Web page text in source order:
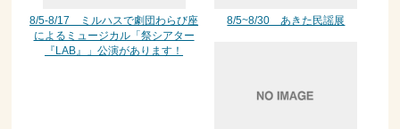
8/5-8/17 ミルハスで劇団わらび座
によるミュージカル「祭シアター
『LAB』」公演があります！
8/5~8/30 あきた民謡展